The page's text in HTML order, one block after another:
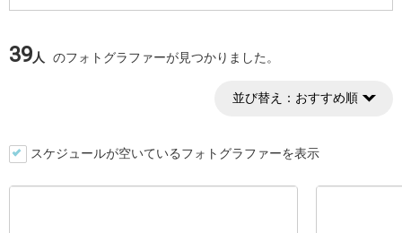
39人 のフォトグラファーが見つかりました。
並び替え： おすすめ順
スケジュールが空いているフォトグラファーを表示